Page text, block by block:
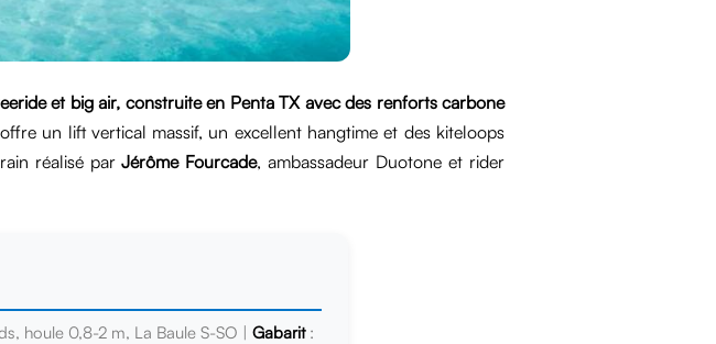
et big air, construite en Penta TX avec des renforts carbone
un lift vertical massif, un excellent hangtime et des kiteloops
réalisé parJérôme Fourcade, ambassadeur Duotone et rider
houle 0,8-2 m, La Baule S-SO | Gabarit: